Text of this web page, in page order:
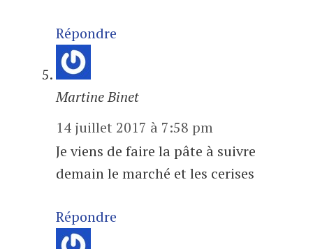
Répondre
Martine Binet
14 juillet 2017 à 7:58 pm
Je viens de faire la pâte à suivre
demain le marché et les cerises
Répondre